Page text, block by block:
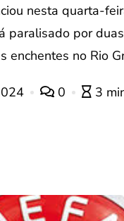
nesta quarta-
paralisado por
enchentes no Rio
0 3